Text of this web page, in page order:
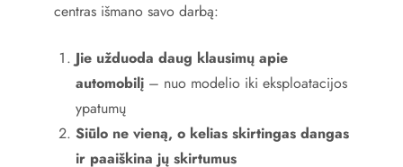
centras išmano savo darbą:
Jie užduoda daug klausimų apie
automobilį – nuo modelio iki eksploatacijos
ypatumų
Siūlo ne vieną, o kelias skirtingas dangas
ir paaiškina jų skirtumus